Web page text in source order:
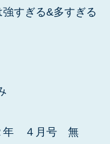
すぎる&多すぎる
年 ４月号 無